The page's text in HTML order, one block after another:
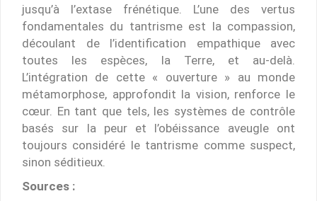
jusqu’à l’extase frénétique. L’une des vertus
fondamentales du tantrisme est la compassion,
découlant de l’identification empathique avec
toutes les espèces, la Terre, et au-delà.
L’intégration de cette « ouverture » au monde
métamorphose, approfondit la vision, renforce le
cœur. En tant que tels, les systèmes de contrôle
basés sur la peur et l’obéissance aveugle ont
toujours considéré le tantrisme comme suspect,
sinon séditieux.
Sources :